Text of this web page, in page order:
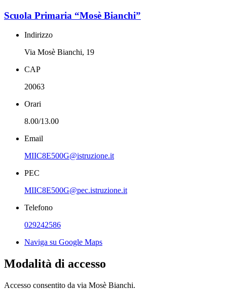
Scuola Primaria “Mosè Bianchi”
Indirizzo
Via Mosè Bianchi, 19
CAP
20063
Orari
8.00/13.00
Email
MIIC8E500G@istruzione.it
PEC
MIIC8E500G@pec.istruzione.it
Telefono
029242586
Naviga su Google Maps
Modalità di accesso
Accesso consentito da via Mosè Bianchi.